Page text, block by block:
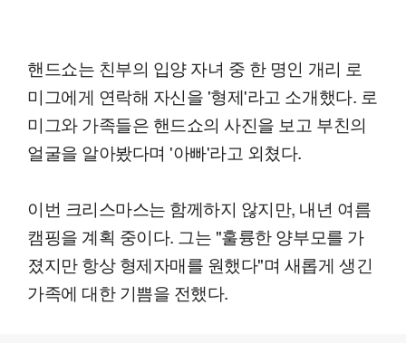
핸드쇼는 친부의 입양 자녀 중 한 명인 개리 로
미그에게 연락해 자신을 '형제'라고 소개했다. 로
미그와 가족들은 핸드쇼의 사진을 보고 부친의
얼굴을 알아봤다며 '아빠'라고 외쳤다.
이번 크리스마스는 함께하지 않지만, 내년 여름
캠핑을 계획 중이다. 그는 "훌륭한 양부모를 가
졌지만 항상 형제자매를 원했다"며 새롭게 생긴
가족에 대한 기쁨을 전했다.